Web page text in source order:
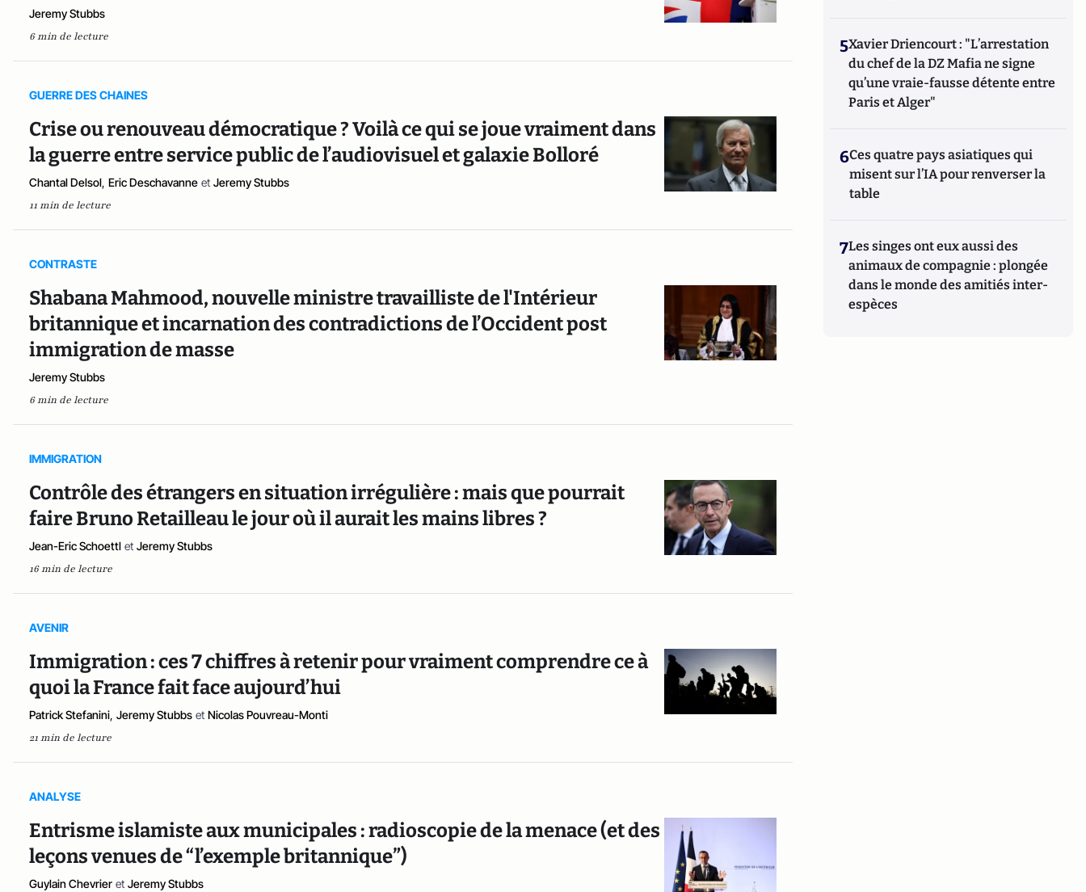
Jeremy Stubbs
6 min de lecture
GUERRE DES CHAINES
Crise ou renouveau démocratique ? Voilà ce qui se joue vraiment dans
la guerre entre service public de l’audiovisuel et galaxie Bolloré
Chantal Delsol, Eric Deschavanne et Jeremy Stubbs
11 min de lecture
CONTRASTE
Shabana Mahmood, nouvelle ministre travailliste de l'Intérieur
britannique et incarnation des contradictions de l’Occident post
immigration de masse
Jeremy Stubbs
6 min de lecture
IMMIGRATION
Contrôle des étrangers en situation irrégulière : mais que pourrait
faire Bruno Retailleau le jour où il aurait les mains libres ?
Jean-Eric Schoettl et Jeremy Stubbs
16 min de lecture
AVENIR
Immigration : ces 7 chiffres à retenir pour vraiment comprendre ce à
quoi la France fait face aujourd’hui
Patrick Stefanini, Jeremy Stubbs et Nicolas Pouvreau-Monti
21 min de lecture
ANALYSE
Entrisme islamiste aux municipales : radioscopie de la menace (et des
leçons venues de “l’exemple britannique”)
Guylain Chevrier et Jeremy Stubbs
5Xavier Driencourt : "L’arrestation
du chef de la DZ Mafia ne signe
qu’une vraie-fausse détente entre
Paris et Alger"
6Ces quatre pays asiatiques qui
misent sur l’IA pour renverser la
table
7Les singes ont eux aussi des
animaux de compagnie : plongée
dans le monde des amitiés inter-
espèces